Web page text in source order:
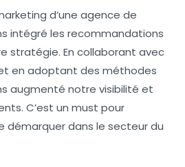
d’une agence de
intégré les recommandations
stratégie. En collaborant avec
en adoptant des méthodes
augmenté notre visibilité et
C’est un must pour
démarquer dans le secteur du